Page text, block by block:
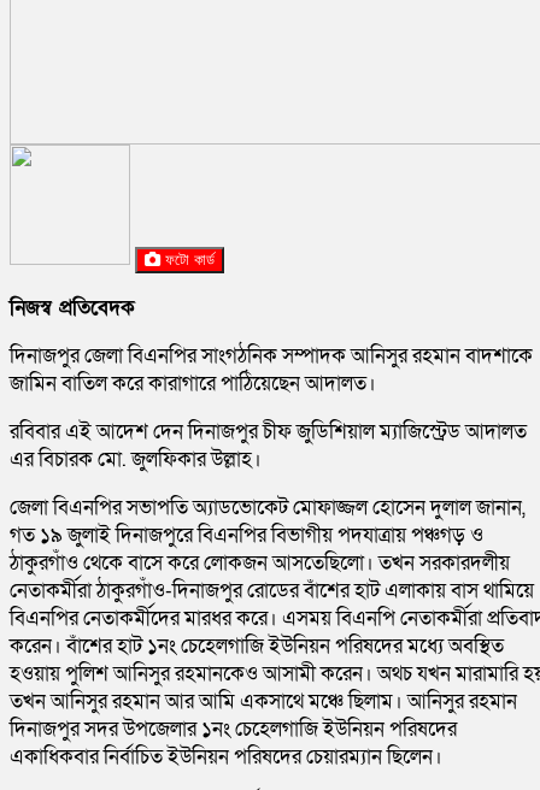
ফটো কার্ড
নিজস্ব প্রতিবেদক
দিনাজপুর জেলা বিএনপির সাংগঠনিক সম্পাদক আনিসুর রহমান বাদশাকে
জামিন বাতিল করে কারাগারে পাঠিয়েছেন আদালত।
রবিবার এই আদেশ দেন দিনাজপুর চীফ জুডিশিয়াল ম্যাজিস্ট্রেড আদালত
এর বিচারক মো. জুলফিকার উল্লাহ।
জেলা বিএনপির সভাপতি অ্যাডভোকেট মোফাজ্জল হোসেন দুলাল জানান,
গত ১৯ জুলাই দিনাজপুরে বিএনপির বিভাগীয় পদযাত্রায় পঞ্চগড় ও
ঠাকুরগাঁও থেকে বাসে করে লোকজন আসতেছিলো। তখন সরকারদলীয়
নেতাকর্মীরা ঠাকুরগাঁও-দিনাজপুর রোডের বাঁশের হাট এলাকায় বাস থামিয়ে
বিএনপির নেতাকর্মীদের মারধর করে। এসময় বিএনপি নেতাকর্মীরা
করেন। বাঁশের হাট ১নং চেহেলগাজি ইউনিয়ন পরিষদের মধ্যে অবস্থিত
হওয়ায় পুলিশ আনিসুর রহমানকেও আসামী করেন। অথচ যখন মারামারি
তখন আনিসুর রহমান আর আমি একসাথে মঞ্চে ছিলাম। আনিসুর রহমান
দিনাজপুর সদর উপজেলার ১নং চেহেলগাজি ইউনিয়ন পরিষদের
একাধিকবার নির্বাচিত ইউনিয়ন পরিষদের চেয়ারম্যান ছিলেন।